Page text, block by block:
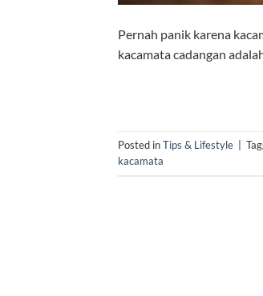
Pernah panik karena
kacamata cadangan
Posted inTips & Lifestyle
kacamata